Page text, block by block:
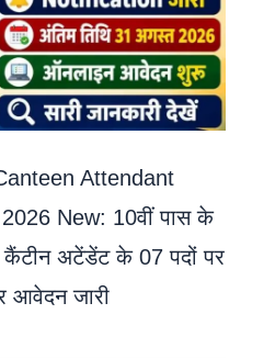
Attendant
New: 10वीं पास के
कैंटीन अटेंडेंट के 07 पदों पर
आवेदन जारी